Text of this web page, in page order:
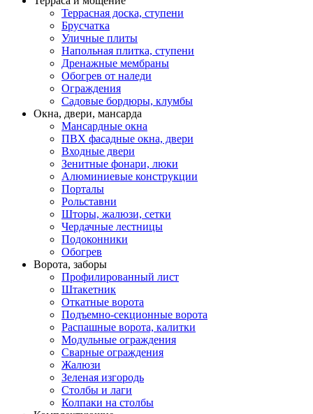
Террасная доска, ступени
Брусчатка
Уличные плиты
Напольная плитка, ступени
Дренажные мембраны
Обогрев от наледи
Ограждения
Садовые бордюры, клумбы
Окна, двери, мансарда
Мансардные окна
ПВХ фасадные окна, двери
Входные двери
Зенитные фонари, люки
Алюминиевые конструкции
Порталы
Рольставни
Шторы, жалюзи, сетки
Чердачные лестницы
Подоконники
Обогрев
Ворота, заборы
Профилированный лист
Штакетник
Откатные ворота
Подъемно-секционные ворота
Распашные ворота, калитки
Модульные ограждения
Сварные ограждения
Жалюзи
Зеленая изгородь
Столбы и лаги
Колпаки на столбы